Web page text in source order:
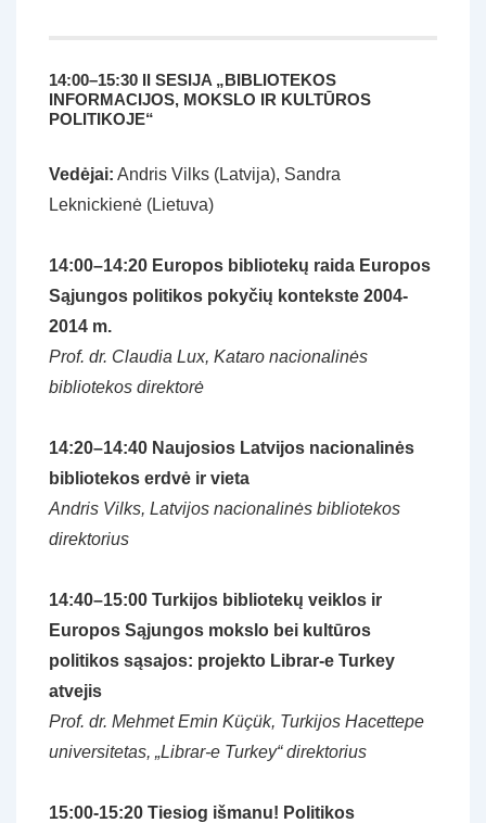
14:00–15:30 II SESIJA „BIBLIOTEKOS
INFORMACIJOS, MOKSLO IR KULTŪROS
POLITIKOJE“
Vedėjai: Andris Vilks (Latvija), Sandra
Leknickienė (Lietuva)
14:00–14:20 Europos bibliotekų raida Europos
Sąjungos politikos pokyčių kontekste 2004-
2014 m.
Prof. dr. Claudia Lux, Kataro nacionalinės
bibliotekos direktorė
14:20–14:40 Naujosios Latvijos nacionalinės
bibliotekos erdvė ir vieta
Andris Vilks, Latvijos nacionalinės bibliotekos
direktorius
14:40–15:00 Turkijos bibliotekų veiklos ir
Europos Sąjungos mokslo bei kultūros
politikos sąsajos: projekto Librar-e Turkey
atvejis
Prof. dr. Mehmet Emin Küçük, Turkijos Hacettepe
universitetas, „Librar-e Turkey“ direktorius
15:00-15:20 Tiesiog išmanu! Politikos